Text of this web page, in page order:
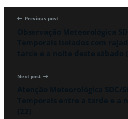
Previous post
Next post